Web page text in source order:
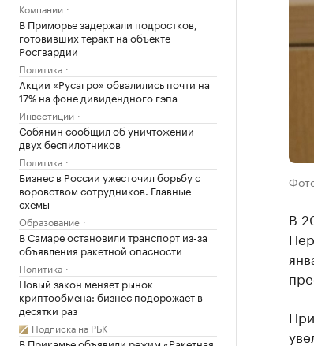
Компании
В Приморье задержали подростков,
готовивших теракт на объекте
Росгвардии
Политика
Акции «Русагро» обвалились почти на
17% на фоне дивидендного гэпа
Инвестиции
Собянин сообщил об уничтожении
двух беспилотников
Политика
Бизнес в России ужесточил борьбу с
воровством сотрудников. Главные
схемы
Образование
В Самаре остановили транспорт из-за
объявления ракетной опасности
Политика
Новый закон меняет рынок
криптообмена: бизнес подорожает в
десятки раз
Подписка на РБК
В Прикамье объявили режим «Ракетная
В